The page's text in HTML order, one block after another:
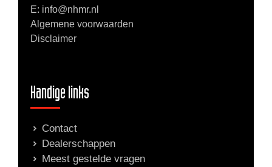
E: info@nhmr.nl
Algemene voorwaarden
Disclaimer
Handige links
Contact
Dealerschappen
Meest gestelde vragen